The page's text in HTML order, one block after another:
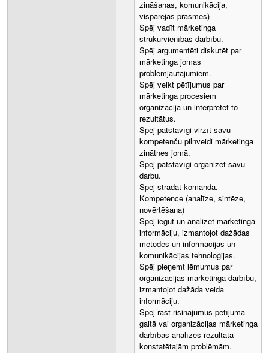
zināšanas, komunikācija,
vispārējās prasmes)
Spēj vadīt mārketinga
strukūrvienības darbību.
Spēj argumentēti diskutēt par
mārketinga jomas
problēmjautājumiem.
Spēj veikt pētījumus par
mārketinga procesiem
organizācijā un interpretēt to
rezultātus.
Spēj patstāvīgi virzīt savu
kompetenču pilnveidi mārketinga
zinātnes jomā.
Spēj patstāvīgi organizēt savu
darbu.
Spēj strādāt komandā.
Kompetence (analīze, sintēze,
novērtēšana)
Spēj iegūt un analizēt mārketinga
informāciju, izmantojot dažādas
metodes un informācijas un
komunikācijas tehnoloģijas.
Spēj pieņemt lēmumus par
organizācijas mārketinga darbību,
izmantojot dažāda veida
informāciju.
Spēj rast risinājumus pētījuma
gaitā vai organizācijas mārketinga
darbības analīzes rezultātā
konstatētajām problēmām.